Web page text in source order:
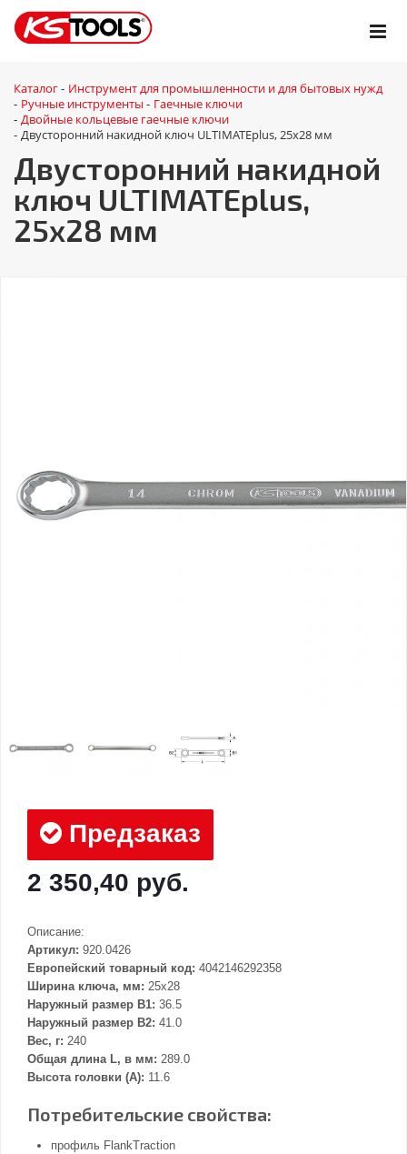
Каталог - Инструмент для промышленности и для бытовых нужд
- Ручные инструменты - Гаечные ключи
- Двойные кольцевые гаечные ключи
- Двусторонний накидной ключ ULTIMATEplus, 25x28 мм
Двусторонний накидной
ключ ULTIMATEplus,
25x28 мм
Предзаказ
2 350,40 руб.
Описание:
Артикул: 920.0426
Европейский товарный код: 4042146292358
Ширина ключа, мм: 25x28
Наружный размер В1: 36.5
Наружный размер В2: 41.0
Вес, г: 240
Общая длина L, в мм: 289.0
Высота головки (А): 11.6
Потребительские свойства:
профиль FlankTraction